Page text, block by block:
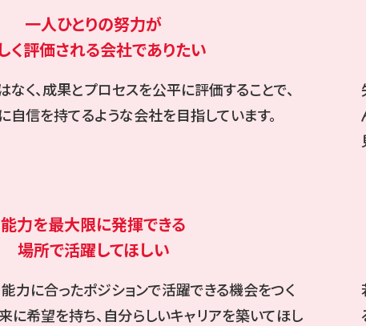
一人ひとりの努力が
く評価される会社でありたい
く、成果とプロセスを公平に評価することで、
信を持てるような会社を目指しています。
能力を最大限に発揮できる
場所で活躍してほしい
力に合ったポジションで活躍できる機会をつく
に希望を持ち、自分らしいキャリアを築いてほし